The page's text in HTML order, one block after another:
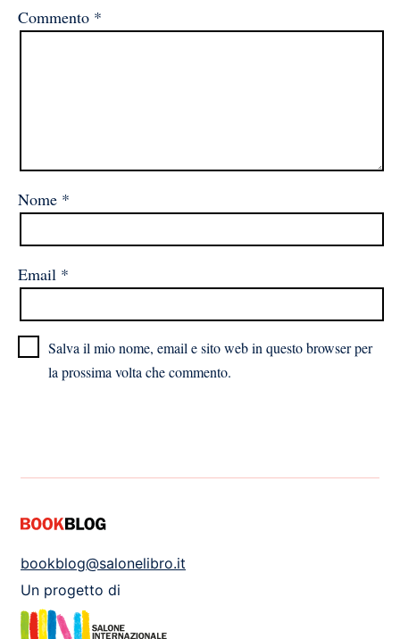
Commento *
Nome *
Email *
Salva il mio nome, email e sito web in questo browser per
la prossima volta che commento.
bookblog@salonelibro.it
Un progetto di